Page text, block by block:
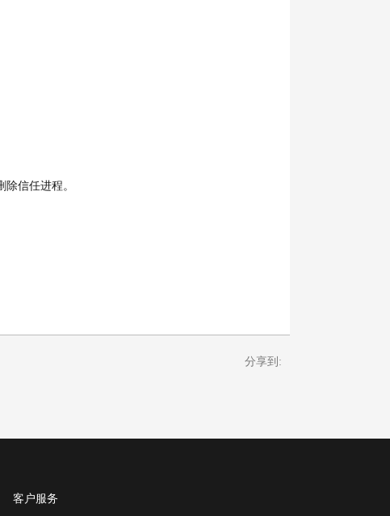
信任进程。
分享到:
客户服务